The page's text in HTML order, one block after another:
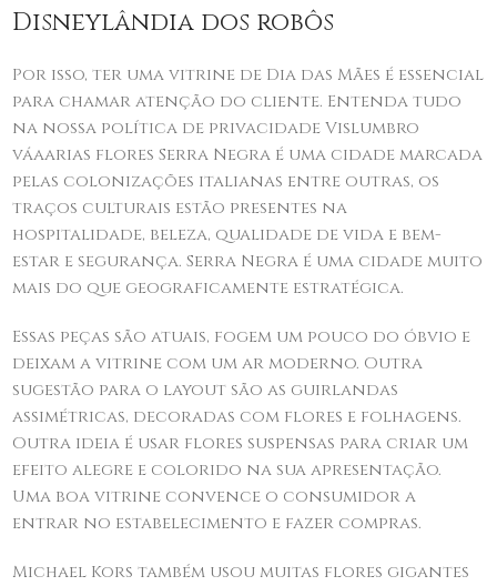
Disneylândia dos robôs
Por isso, ter uma vitrine de Dia das Mães é essencial
para chamar atenção do cliente. Entenda tudo
na nossa política de privacidade Vislumbro
váaarias flores Serra Negra é uma cidade marcada
pelas colonizações italianas entre outras, os
traços culturais estão presentes na
hospitalidade, beleza, qualidade de vida e bem-
estar e segurança. Serra Negra é uma cidade muito
mais do que geograficamente estratégica.
Essas peças são atuais, fogem um pouco do óbvio e
deixam a vitrine com um ar moderno. Outra
sugestão para o layout são as guirlandas
assimétricas, decoradas com flores e folhagens.
Outra ideia é usar flores suspensas para criar um
efeito alegre e colorido na sua apresentação.
Uma boa vitrine convence o consumidor a
entrar no estabelecimento e fazer compras.
Michael Kors também usou muitas flores gigantes